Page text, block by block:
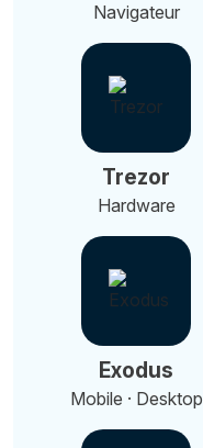
Navigateur
Trezor
Hardware
Exodus
Mobile · Desktop